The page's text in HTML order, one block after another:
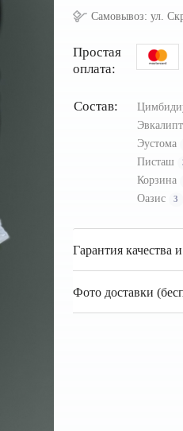
Самовывоз: ул.
Простая
оплата:
Состав:
Эвкалипт
Эустома
Писташ
Корзина
Оазис 3
Гарантия качества
Фото доставки